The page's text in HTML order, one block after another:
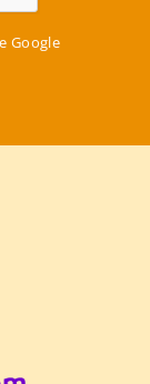
Google